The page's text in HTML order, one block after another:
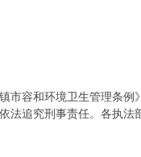
市容和环境卫生管理条例
法追究刑事责任。各执法